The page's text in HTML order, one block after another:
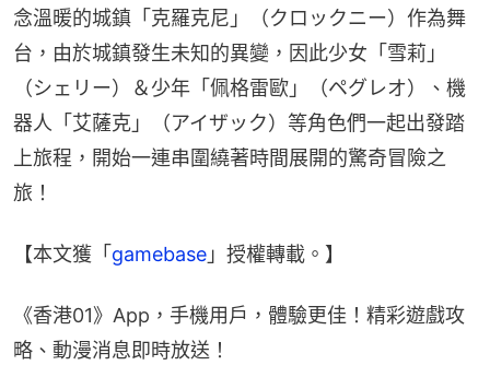
念溫暖的城鎮「克羅克尼」（クロックニー）作為舞
台，由於城鎮發生未知的異變，因此少女「雪莉」
（シェリー）＆少年「佩格雷歐」（ペグレオ）、機
器人「艾薩克」（アイザック）等角色們一起出發踏
上旅程，開始一連串圍繞著時間展開的驚奇冒險之
旅！
【本文獲「 gamebase 」授權轉載。】
《香港01》App，手機用戶，體驗更佳！精彩遊戲攻
略、動漫消息即時放送！